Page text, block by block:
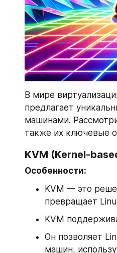
В мире
предлагает
машинами.
также их ключевые
KVM (Kernel-
Особенности:
KVM — это
превращает
KVM
Он позволяет
машин,